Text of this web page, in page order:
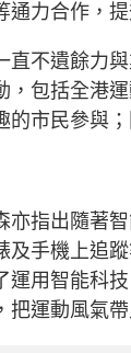
力合作，
不遺餘力
，包括全港
的市民參與
亦指出隨著
及手機上追
用智能科
運動風氣